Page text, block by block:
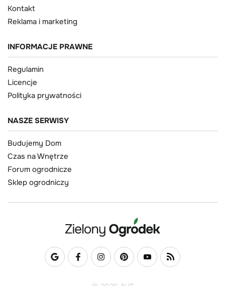
Kontakt
Reklama i marketing
INFORMACJE PRAWNE
Regulamin
Licencje
Polityka prywatności
NASZE SERWISY
Budujemy Dom
Czas na Wnętrze
Forum ogrodnicze
Sklep ogrodniczy